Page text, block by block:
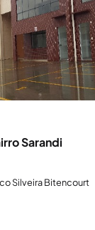
Sarandi
Silveira Bitencourt